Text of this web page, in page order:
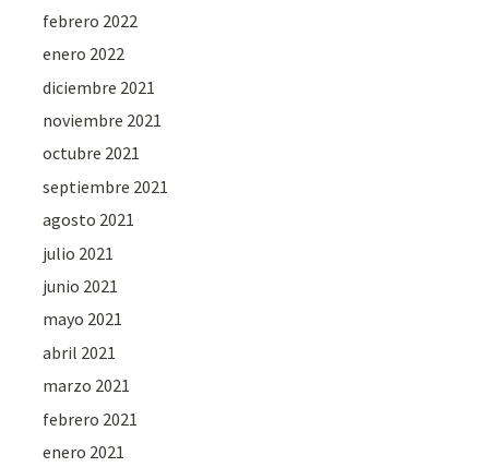
febrero 2022
enero 2022
diciembre 2021
noviembre 2021
octubre 2021
septiembre 2021
agosto 2021
julio 2021
junio 2021
mayo 2021
abril 2021
marzo 2021
febrero 2021
enero 2021